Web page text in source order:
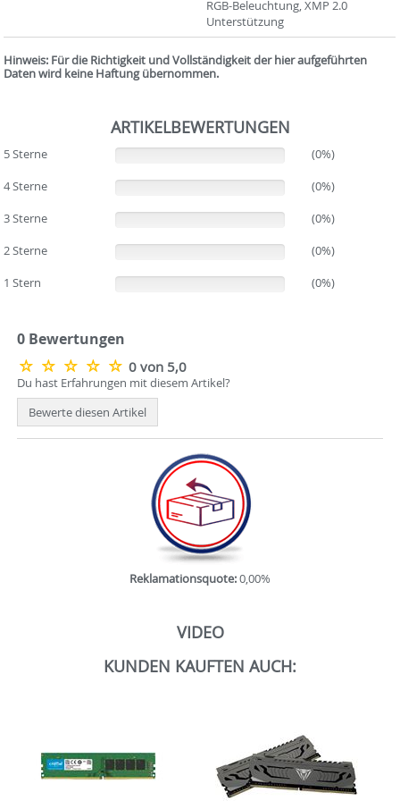
RGB-Beleuchtung, XMP 2.0
Unterstützung
Hinweis: Für die Richtigkeit und Vollständigkeit der hier aufgeführten
Daten wird keine Haftung übernommen.
ARTIKELBEWERTUNGEN
5 Sterne
(0%)
4 Sterne
(0%)
3 Sterne
(0%)
2 Sterne
(0%)
1 Stern
(0%)
0 Bewertungen
0 von 5,0
Du hast Erfahrungen mit diesem Artikel?
Bewerte diesen Artikel
Reklamationsquote:0,00%
VIDEO
KUNDEN KAUFTEN AUCH: